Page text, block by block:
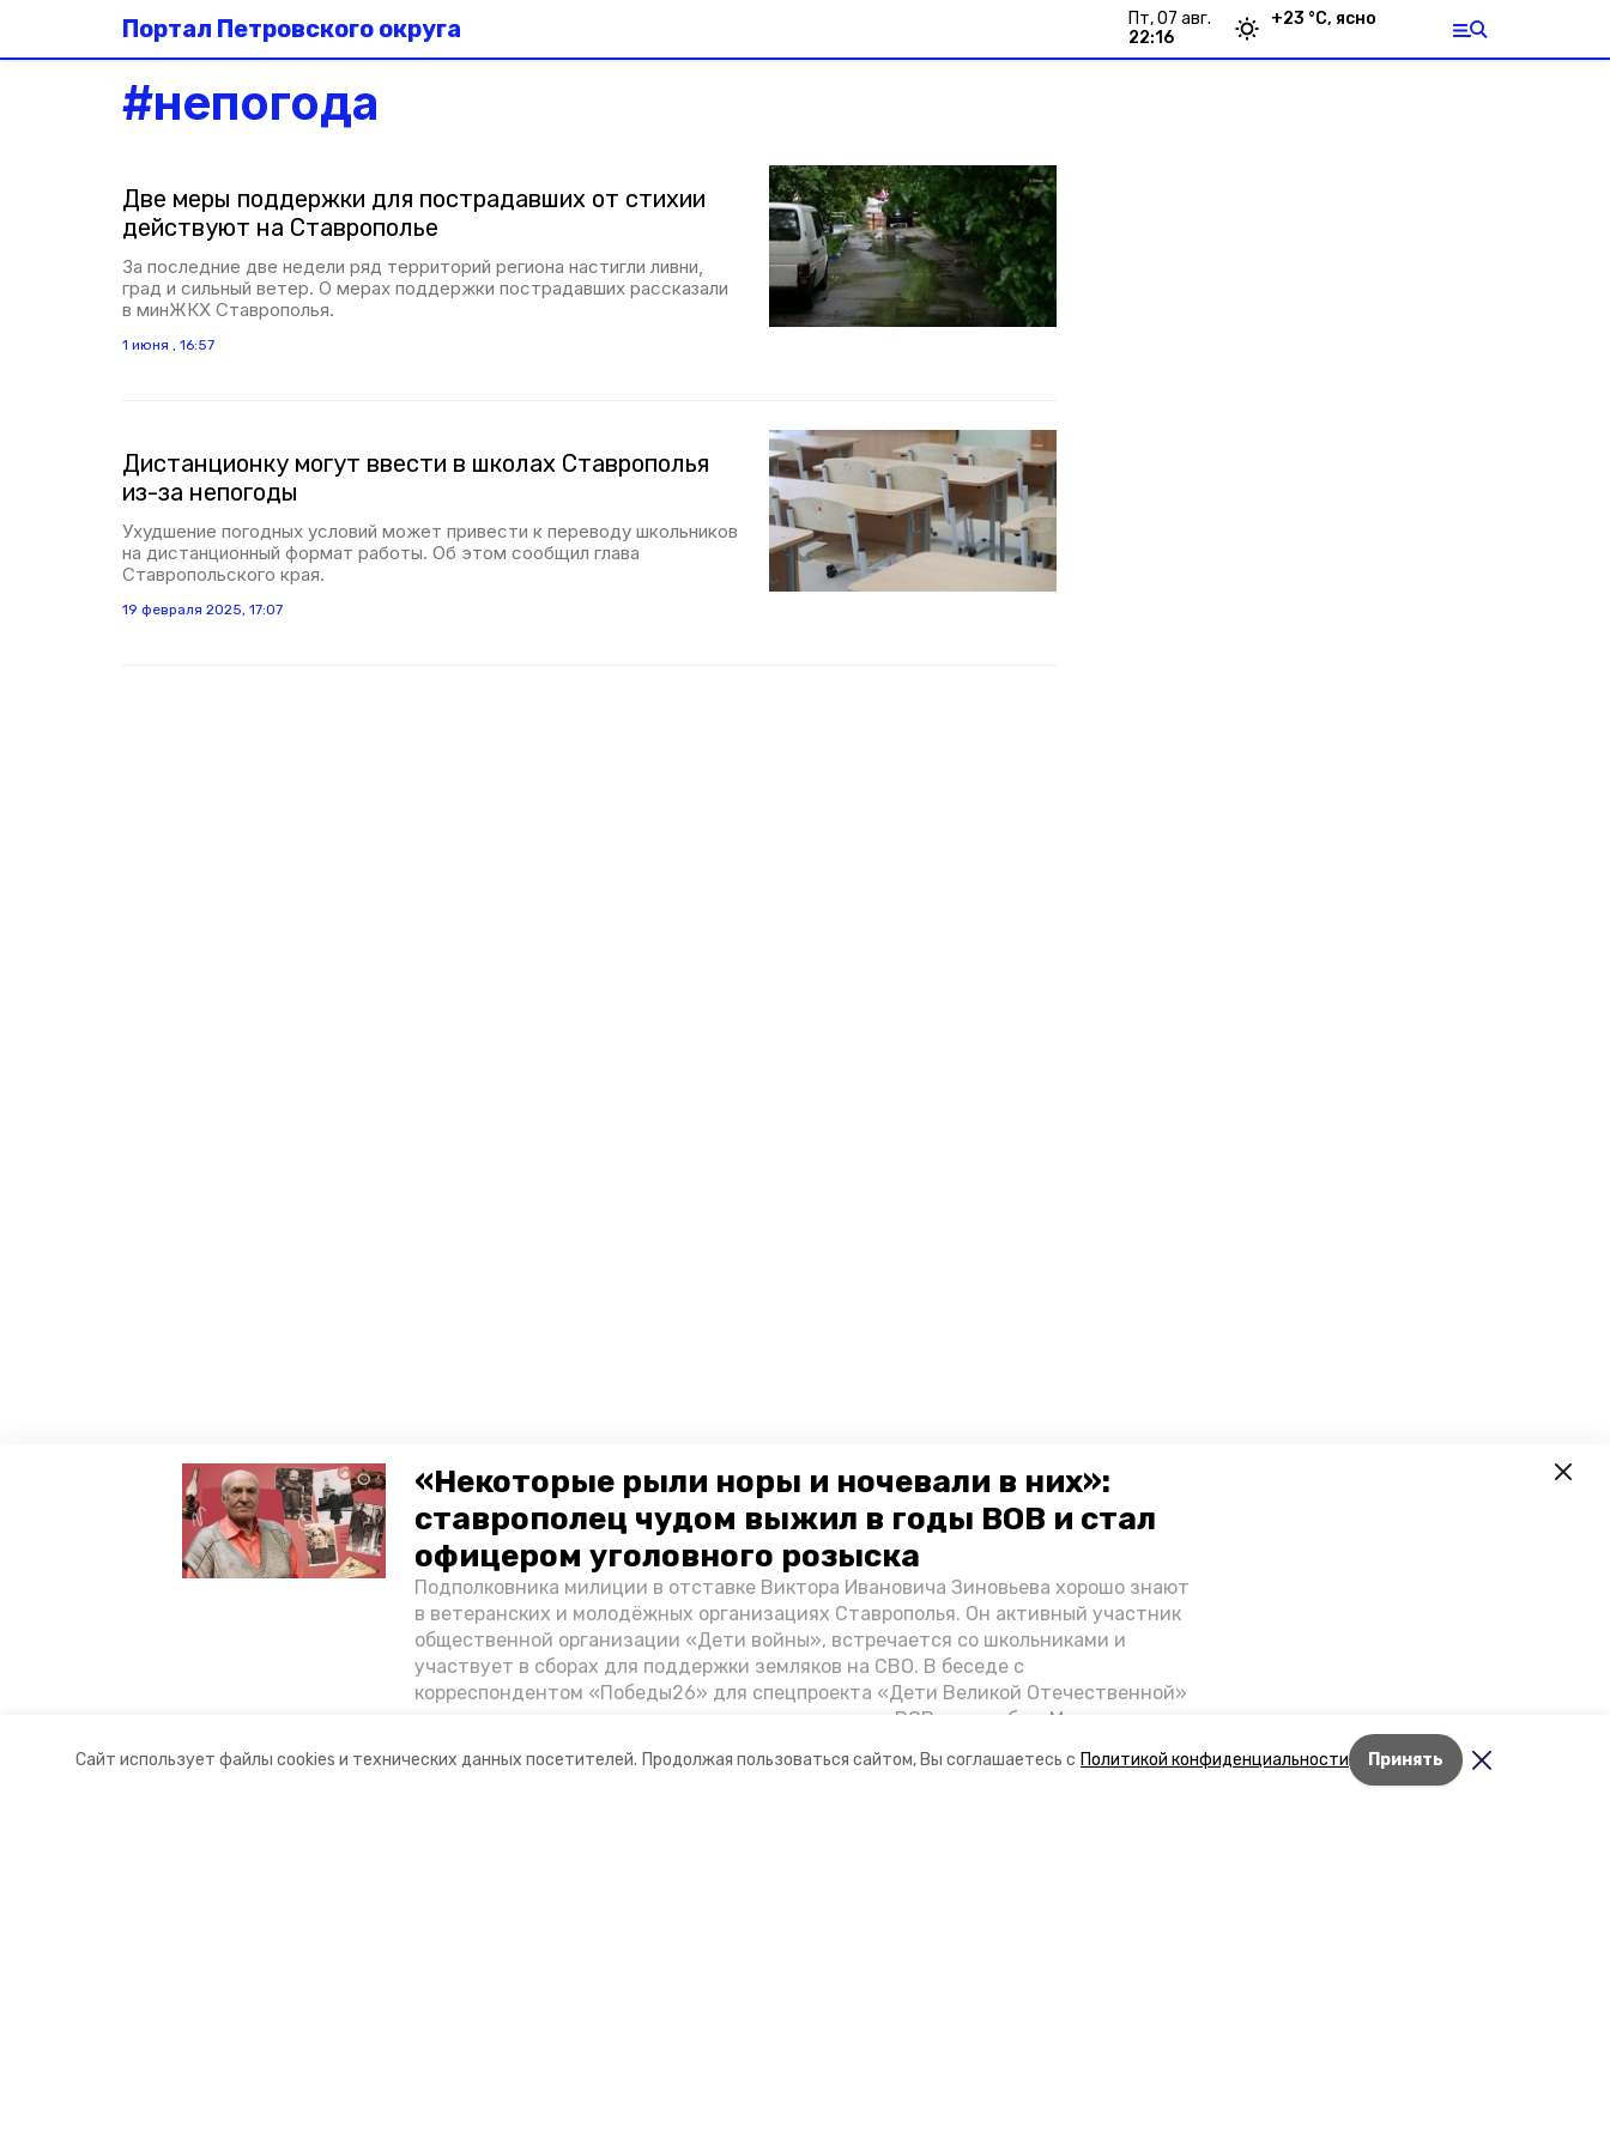
Сайт использует файлы cookies и технических данных посетителей. Продолжая пользоваться сайтом, Вы соглашаетесь с Политикой конфиденциальности Принять
«Некоторые рыли норы и ночевали в них»:
ставрополец чудом выжил в годы ВОВ и стал
офицером уголовного розыска
Подполковника милиции в отставке Виктора Ивановича Зиновьева хорошо знают
в ветеранских и молодёжных организациях Ставрополья. Он активный участник
общественной организации «Дети войны», встречается со школьниками и
участвует в сборах для поддержки земляков на СВО. В беседе с
корреспондентом «Победы26» для спецпроекта «Дети Великой Отечественной»
ветеран рассказал о зверствах оккупантов в годы ВОВ, о службе в Москве,
Ставрополье.
Портал Петровского округа
пт, 07 авг.
22:16
+23 °С, ясно
#непогода
Две меры поддержки для пострадавших от стихии
действуют на Ставрополье
За последние две недели ряд территорий региона настигли ливни,
град и сильный ветер. О мерах поддержки пострадавших рассказали
в минЖКХ Ставрополья.
1 июня , 16:57
Дистанционку могут ввести в школах Ставрополья
из-за непогоды
Ухудшение погодных условий может привести к переводу школьников
на дистанционный формат работы. Об этом сообщил глава
Ставропольского края.
19 февраля 2025, 17:07